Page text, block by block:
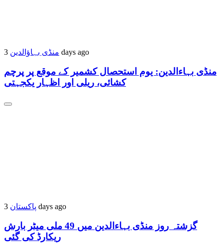
منڈی بہاؤالدین 3 days ago
منڈی بہاءالدین: یوم استحصال کشمیر کے موقع پر پرچم
کشائی، ریلی اور اظہار یکجہتی
پاکستان 3 days ago
گزشتہ روز منڈی بہاءالدین میں 49 ملی میٹر بارش
ریکارڈ کی گئی